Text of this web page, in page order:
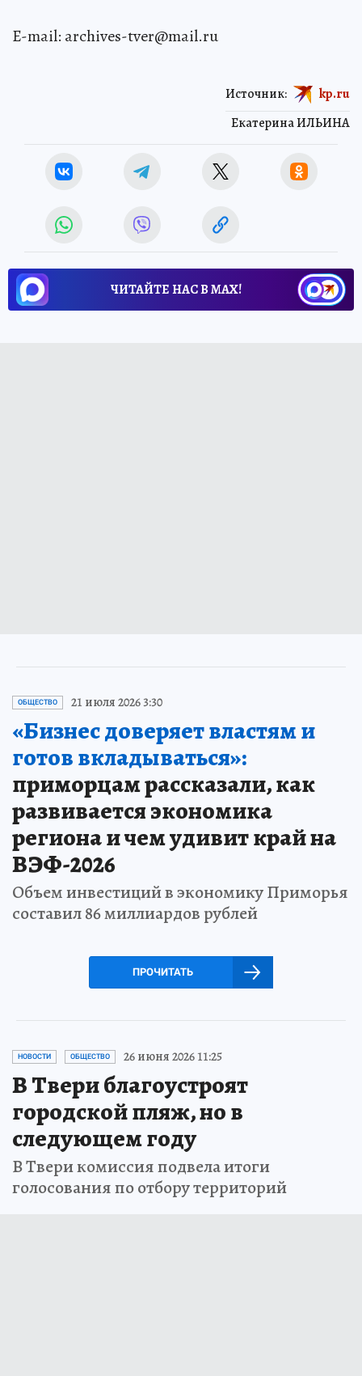
E-mail: archives-tver@mail.ru
Екатерина ИЛЬИНА
Источник: kp.ru
ЧИТАЙТЕ НАС В МАХ!
ОБЩЕСТВО 21 июля 2026 3:30
«Бизнес доверяет властям и
готов вкладываться»:
приморцам рассказали, как
развивается экономика
региона и чем удивит край на
ВЭФ-2026
Объем инвестиций в экономику Приморья
составил 86 миллиардов рублей
ПРОЧИТАТЬ
НОВОСТИ ОБЩЕСТВО 26 июня 2026 11:25
В Твери благоустроят
городской пляж, но в
следующем году
В Твери комиссия подвела итоги
голосования по отбору территорий